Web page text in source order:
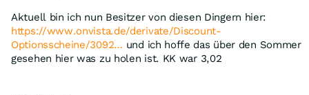
Aktuell bin ich nun Besitzer von diesen Dingern hier:
https://www.onvista.de/derivate/Discount-
Optionsscheine/3092… und ich hoffe das über den Sommer
gesehen hier was zu holen ist. KK war 3,02